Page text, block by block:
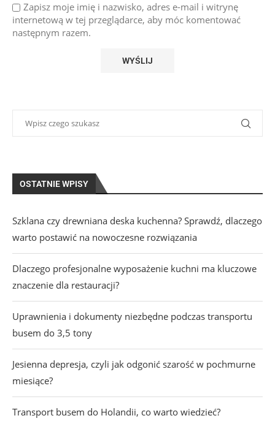
Zapisz moje imię i nazwisko, adres e-mail i witrynę
internetową w tej przeglądarce, aby móc komentować
następnym razem.
OSTATNIE WPISY
Szklana czy drewniana deska kuchenna? Sprawdź, dlaczego
warto postawić na nowoczesne rozwiązania
Dlaczego profesjonalne wyposażenie kuchni ma kluczowe
znaczenie dla restauracji?
Uprawnienia i dokumenty niezbędne podczas transportu
busem do 3,5 tony
Jesienna depresja, czyli jak odgonić szarość w pochmurne
miesiące?
Transport busem do Holandii, co warto wiedzieć?